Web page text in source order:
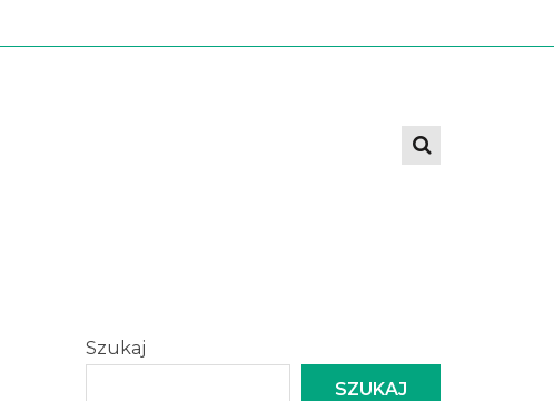
Szukaj
SZUKAJ